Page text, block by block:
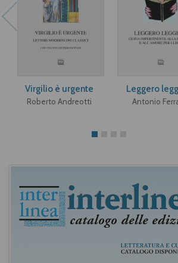
Virgilio è urgente
Roberto Andreotti
Leggero
Antonio